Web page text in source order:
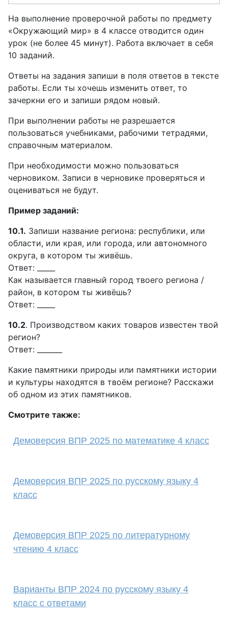
На выполнение проверочной работы по предмету
«Окружающий мир» в 4 классе отводится один
урок (не более 45 минут). Работа включает в себя
10 заданий.
Ответы на задания запиши в поля ответов в тексте
работы. Если ты хочешь изменить ответ, то
зачеркни его и запиши рядом новый.
При выполнении работы не разрешается
пользоваться учебниками, рабочими тетрадями,
справочным материалом.
При необходимости можно пользоваться
черновиком. Записи в черновике проверяться и
оцениваться не будут.
Пример заданий:
10.1. Запиши название региона: республики, или
области, или края, или города, или автономного
округа, в котором ты живёшь.
Ответ: _____
Как называется главный город твоего региона /
район, в котором ты живёшь?
Ответ: _____
10.2. Производством каких товаров известен твой
регион?
Ответ: _______
Какие памятники природы или памятники истории
и культуры находятся в твоём регионе? Расскажи
об одном из этих памятников.
Смотрите также:
Демоверсия ВПР 2025 по математике 4 класс
Демоверсия ВПР 2025 по русскому языку 4
класс
Демоверсия ВПР 2025 по литературному
чтению 4 класс
Варианты ВПР 2024 по русскому языку 4
класс с ответами